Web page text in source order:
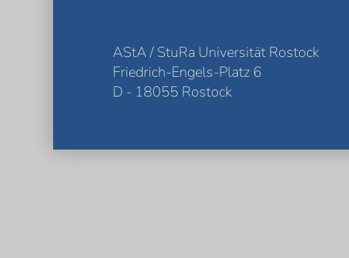
AStA / StuRa Universität Rostock
Friedrich-Engels-Platz 6
D - 18055 Rostock